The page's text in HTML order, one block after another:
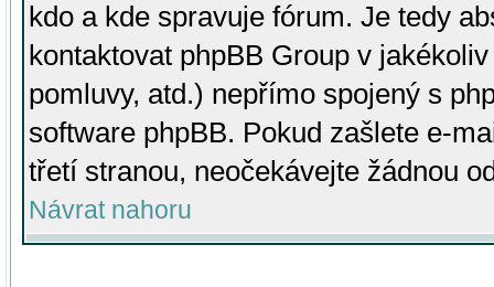
kdo a kde spravuje fórum. Je tedy
kontaktovat phpBB Group v
pomluvy, atd.) nepřímo spojený s
software phpBB. Pokud zašlete e-
třetí stranou, neočekávejte žádnou
Návrat nahoru